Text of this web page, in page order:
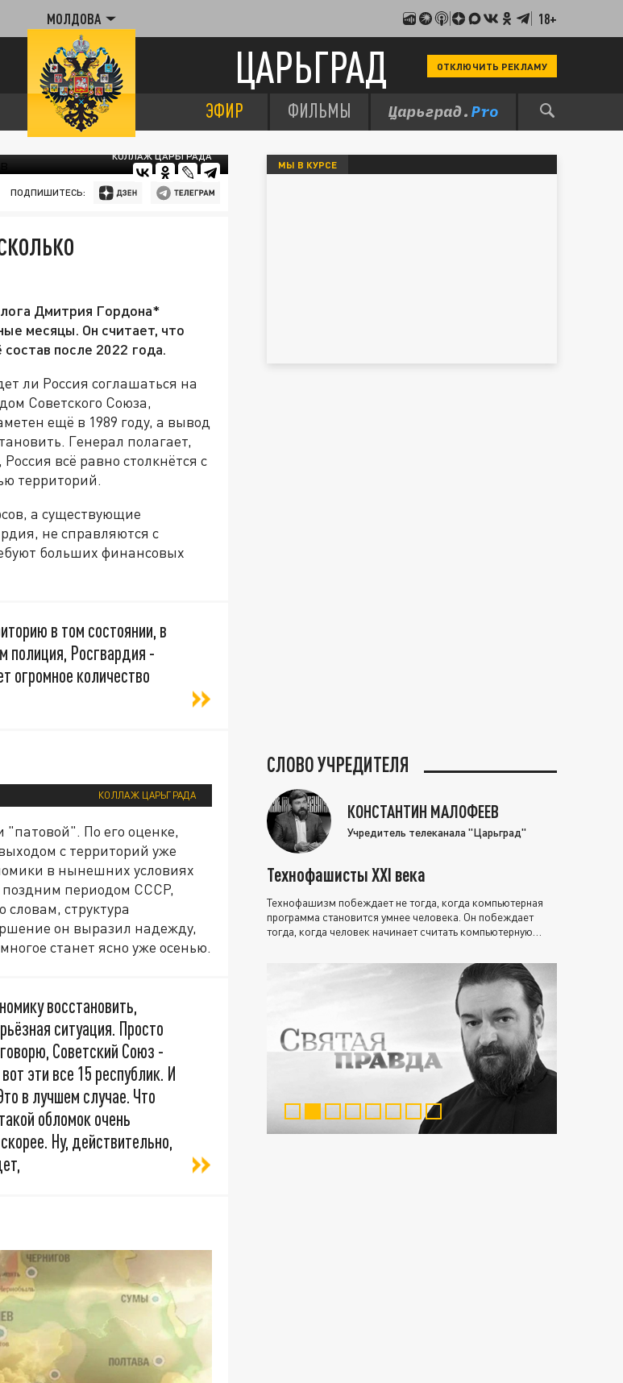
МОЛДОВА 18+
ЦАРЬГРАД ОТКЛЮЧИТЬ РЕКЛАМУ
ЭФИР ФИЛЬМЫ
КОЛЛАЖ ЦАРЬГРАДА
ПОДПИШИТЕСЬ:
Дмитрия Гордона*
месяцы. Он считает, что
после 2022 года.
ли Россия соглашаться на
Советского Союза,
ещё в 1989 году, а вывод
Генерал полагает,
всё равно столкнётся с
территорий.
а существующие
не справляются с
больших финансовых
в том состоянии, в
полиция, Росгвардия -
огромное количество
КОЛЛАЖ ЦАРЬГРАДА
По его оценке,
с территорий уже
в нынешних условиях
поздним периодом СССР,
словам, структура
он выразил надежду,
станет ясно уже осенью.
восстановить,
ситуация. Просто
Советский Союз -
эти все 15 республик. И
в лучшем случае. Что
обломок очень
Ну, действительно,
МЫ В КУРСЕ
СЛОВО УЧРЕДИТЕЛЯ
КОНСТАНТИН МАЛОФЕЕВ
Учредитель телеканала "Царьград"
Технофашисты XXI века
Технофашизм побеждает не тогда, когда компьютерная
программа становится умнее человека. Он побеждает
тогда, когда человек начинает считать компьютерную